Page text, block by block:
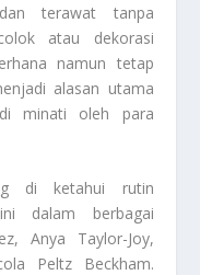
terawat tanpa
atau dekorasi
namun tetap
alasan utama
minati oleh para
di ketahui rutin
dalam berbagai
Anya Taylor-Joy,
Peltz Beckham.